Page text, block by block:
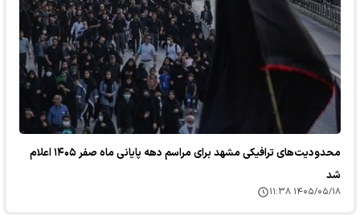
محدودیت‌های ترافیکی مشهد برای مراسم دهه پایانی ماه صفر ۱۴۰۵ اعلام
شد
۱۴۰۵/۰۵/۱۸ ۱۱:۳۸